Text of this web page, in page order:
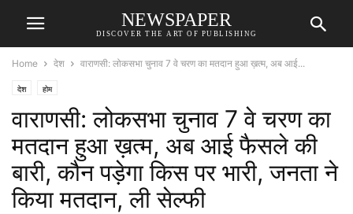
NEWSPAPER
DISCOVER THE ART OF PUBLISHING
Home देश वाराणसी: लोकसभा चुनाव 7 वे चरण का मतदान हुआ ख़त्म, अब आई...
देश होम
वाराणसी: लोकसभा चुनाव 7 वे चरण का
मतदान हुआ ख़त्म, अब आई फैसले की
बारी, कौन पड़ेगा किस पर भारी, जनता ने
किया मतदान, ली सेल्फी